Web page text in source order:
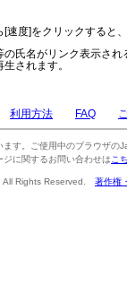
[速度]をクリックすると
の氏名がリンク表示さ
されます。
利用方法 FAQ
す。ご使用中のブラウザの
ジに関するお問い合わせは こ
All Rights Reserved. 著作権